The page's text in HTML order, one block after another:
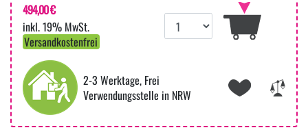
494,00 €
inkl. 19% MwSt.
Versandkostenfrei
2-3 Werktage, Frei
Verwendungsstelle in NRW